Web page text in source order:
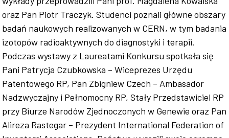
oraz Pan Piotr Traczyk. Studenci poznali główne obszary
badań naukowych realizowanych w CERN, w tym badania
izotopów radioaktywnych do diagnostyki i terapii.
Podczas wystawy z Laureatami Konkursu spotkała się
Pani Patrycja Czubkowska – Wiceprezes Urzędu
Patentowego RP, Pan Zbigniew Czech – Ambasador
Nadzwyczajny i Pełnomocny RP, Stały Przedstawiciel RP
przy Biurze Narodów Zjednoczonych w Genewie oraz Pan
Alireza Rastegar – Prezydent International Federation of